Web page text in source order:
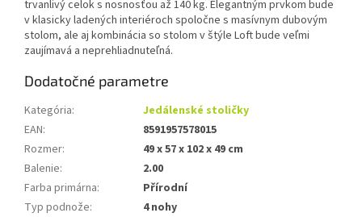
trvanlivý celok s nosnosťou až 140 kg. Elegantným prvkom bude
v klasicky ladených interiéroch spoločne s masívnym dubovým
stolom, ale aj kombinácia so stolom v štýle Loft bude veľmi
zaujímavá a neprehliadnuteľná.
Dodatočné parametre
Kategória:
Jedálenské stoličky
EAN:
8591957578015
Rozmer:
49 x 57 x 102 x 49 cm
Balenie:
2.00
Farba primárna:
Přírodní
Typ podnože:
4 nohy